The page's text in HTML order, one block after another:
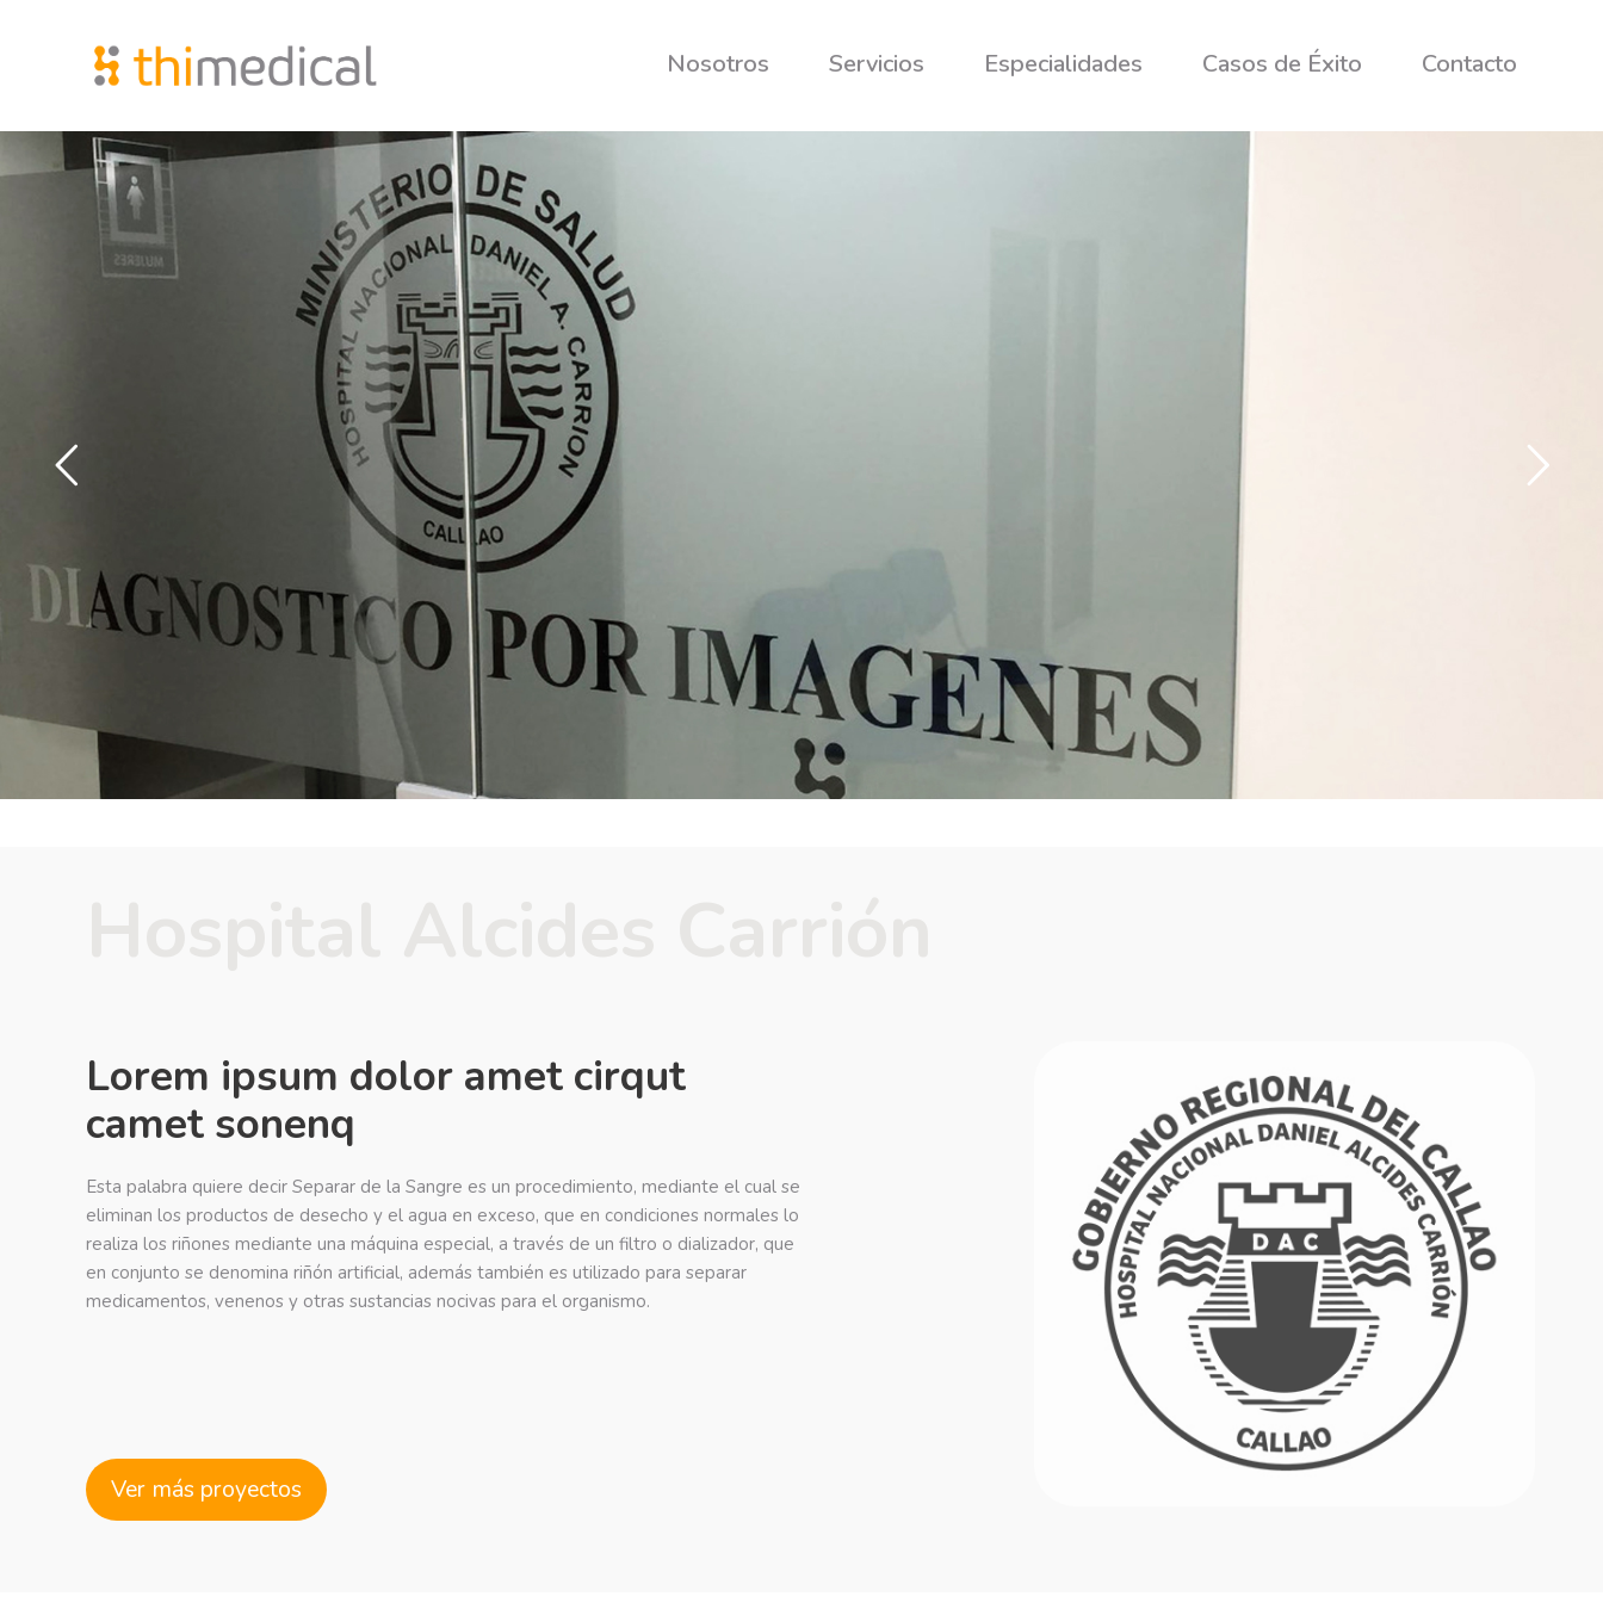
Nosotros Servicios Especialidades Casos de Éxito Contacto
Lorem ipsum dolor amet cirqut
camet sonenq
Esta palabra quiere decir Separar de la Sangre es un procedimiento, mediante el cual se
eliminan los productos de desecho y el agua en exceso, que en condiciones normales lo
realiza los riñones mediante una máquina especial, a través de un filtro o dializador, que
en conjunto se denomina riñón artificial, además también es utilizado para separar
medicamentos, venenos y otras sustancias nocivas para el organismo.
Ver más proyectos